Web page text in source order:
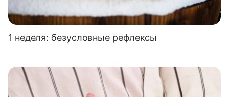
1 неделя: безусловные рефлексы